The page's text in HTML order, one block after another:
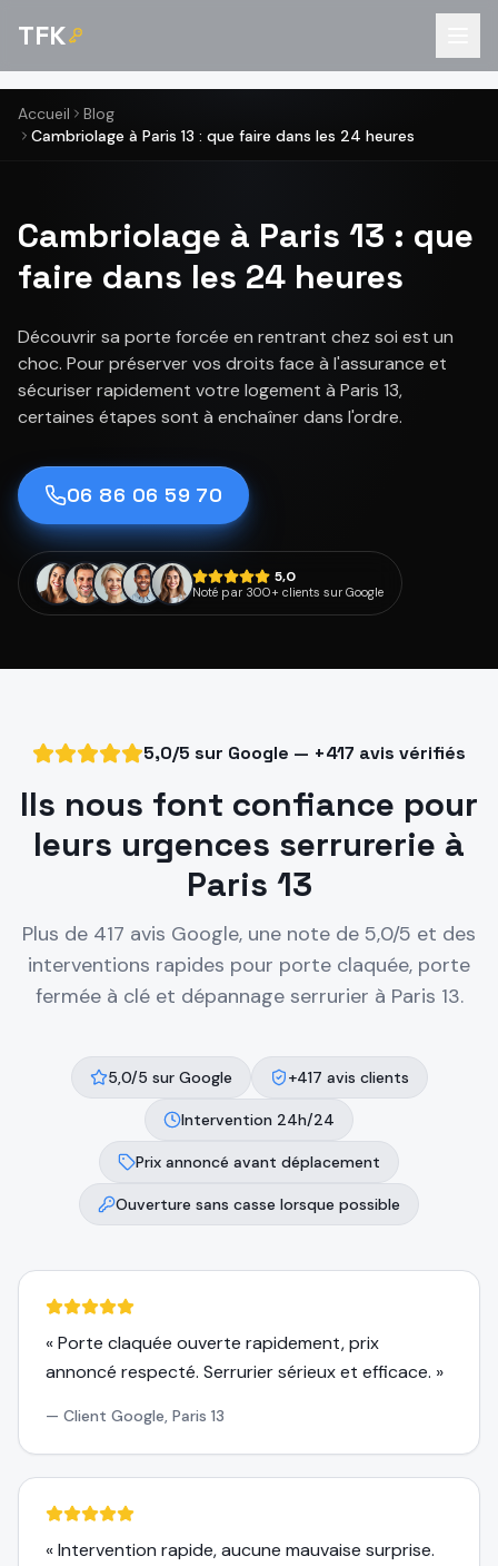
TFK
Accueil
Blog
Cambriolage à Paris 13 : que faire dans les 24 heures
Cambriolage à Paris 13 : que
faire dans les 24 heures
Découvrir sa porte forcée en rentrant chez soi est un
choc. Pour préserver vos droits face à l'assurance et
sécuriser rapidement votre logement à Paris 13,
certaines étapes sont à enchaîner dans l'ordre.
06 86 06 59 70
5,0
Noté par 300+ clients sur Google
5,0/5 sur Google — +417 avis vérifiés
Ils nous font confiance pour
leurs urgences serrurerie à
Paris 13
Plus de 417 avis Google, une note de 5,0/5 et des
interventions rapides pour porte claquée, porte
fermée à clé et dépannage serrurier à Paris 13.
5,0/5 sur Google +417 avis clients
Intervention 24h/24
Prix annoncé avant déplacement
Ouverture sans casse lorsque possible
«Porte claquée ouverte rapidement, prix
annoncé respecté. Serrurier sérieux et efficace. »
— Client Google, Paris 13
«Intervention rapide, aucune mauvaise surprise.